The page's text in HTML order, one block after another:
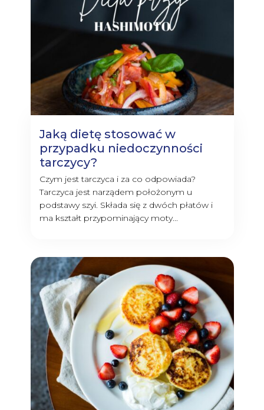
Jaką dietę stosować w
przypadku niedoczynności
tarczycy?
Czym jest tarczyca i za co odpowiada?
Tarczyca jest narządem położonym u
podstawy szyi. Składa się z dwóch płatów i
ma kształt przypominający moty...